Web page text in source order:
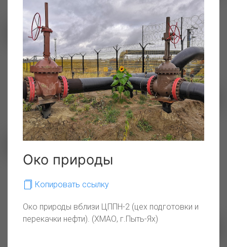
индикатор от природы
ЛЭП через реку Теберда
зеркало короткого
Ямальского лета
Око природы
Копировать ссылку
Око природы вблизи ЦППН-2 (цех подготовки и
перекачки нефти). (ХМАО, г.Пыть-Ях)